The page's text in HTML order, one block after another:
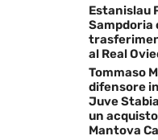
Estanislau
Sampdoria
al Real
Tommaso
difensore
Juve
un
Mantova